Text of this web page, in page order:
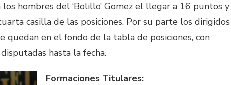
hombres del ‘Bolillo’ Gomez el llegar a 16 puntos y
casilla de las posiciones. Por su parte los dirigidos
quedan en el fondo de la tabla de posiciones, con
hasta la fecha.
Formaciones Titulares: